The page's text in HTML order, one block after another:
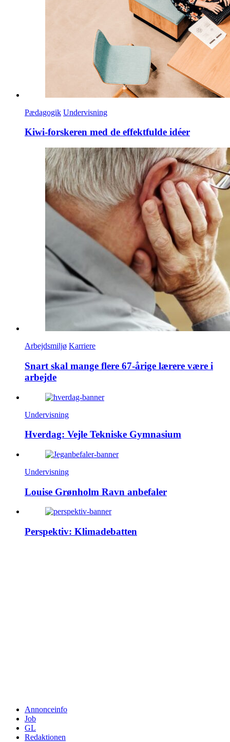
Pædagogik Undervisning
Kiwi-forskeren med de effektfulde idéer
Arbejdsmiljø Karriere
Snart skal mange flere 67-årige lærere være i
arbejde
Undervisning
Hverdag: Vejle Tekniske Gymnasium
Undervisning
Louise Grønholm Ravn anbefaler
Perspektiv: Klimadebatten
Annonceinfo
Job
GL
Redaktionen